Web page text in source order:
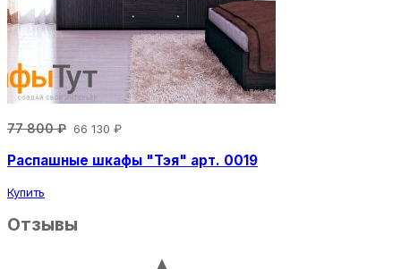
77 800 ₽ 66 130 ₽
Распашные шкафы "Тэя" арт. 0019
Купить
Отзывы